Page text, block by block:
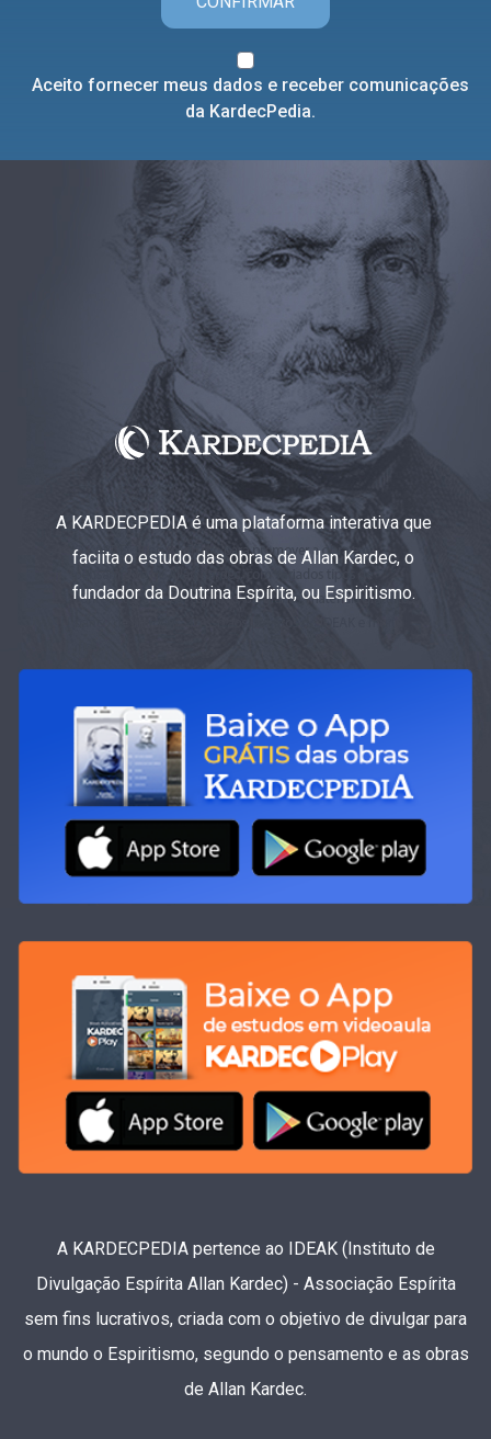
Aceito fornecer meus dados e receber comunicações
da KardecPedia.
A KARDECPEDIA é uma plataforma interativa que
faciita o estudo das obras de Allan Kardec, o
fundador da Doutrina Espírita, ou Espiritismo.
A KARDECPEDIA pertence ao IDEAK (Instituto de
Divulgação Espírita Allan Kardec) - Associação Espírita
sem fins lucrativos, criada com o objetivo de divulgar para
o mundo o Espiritismo, segundo o pensamento e as obras
de Allan Kardec.